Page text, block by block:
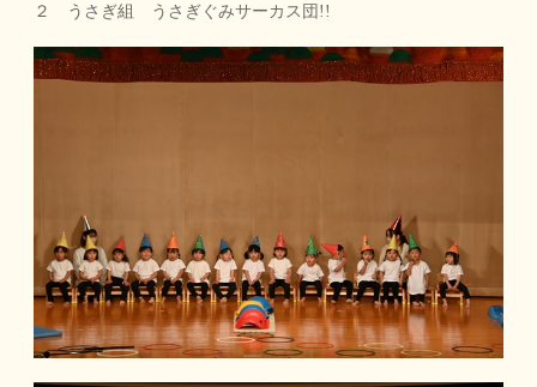
２ うさぎ組 うさぎぐみサーカス団!!